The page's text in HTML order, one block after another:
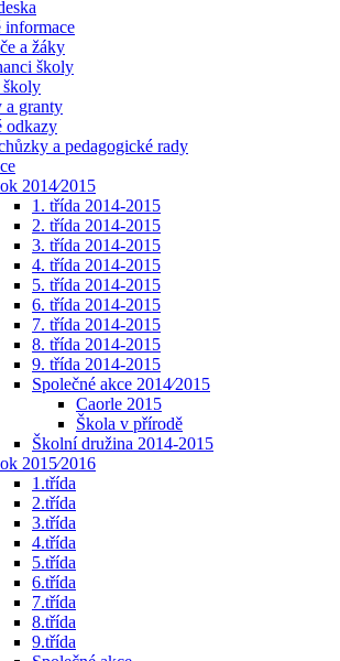
informace
a žáky
školy
školy
a granty
odkazy
a pedagogické rady
2014⁄2015
1. třída 2014-2015
2. třída 2014-2015
3. třída 2014-2015
4. třída 2014-2015
5. třída 2014-2015
6. třída 2014-2015
7. třída 2014-2015
8. třída 2014-2015
9. třída 2014-2015
Společné akce 2014⁄2015
Caorle 2015
Škola v přírodě
Školní družina 2014-2015
2015⁄2016
1.třída
2.třída
3.třída
4.třída
5.třída
6.třída
7.třída
8.třída
9.třída